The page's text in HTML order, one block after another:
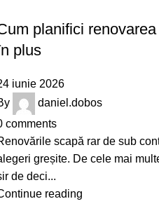
planifici
plus
iunie 2026
daniel.dobos
comments
scapă rar de sub
greșite. De cele mai
de deci...
reading